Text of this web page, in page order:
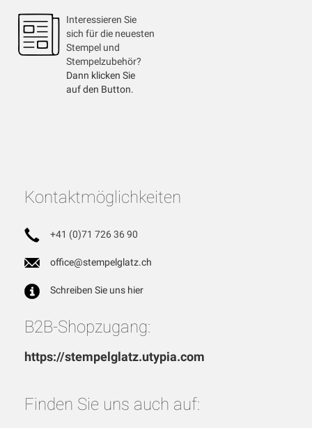
Interessieren Sie
sich für die neuesten
Stempel und
Stempelzubehör?
Dann klicken Sie
auf den Button.
Kontaktmöglichkeiten
+41 (0)71 726 36 90
office@stempelglatz.ch
Schreiben Sie uns hier
B2B-Shopzugang:
https://stempelglatz.utypia.com
Finden Sie uns auch auf: